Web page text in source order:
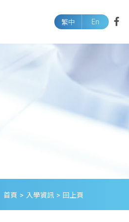
繁中 En
首頁 > 入學資訊 > 回上頁